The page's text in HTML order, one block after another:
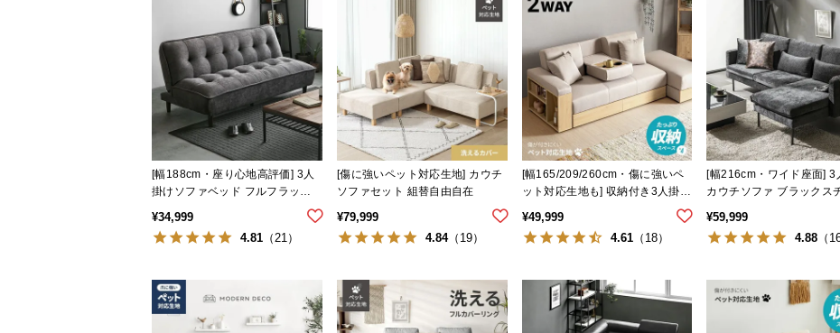
[幅188cm・座り心地高評価] 3人
掛けソファベッド フルフラット
¥34,999
4.81 （21）
[傷に強いペット対応生地] カウチ
ソファセット 組替自由自在
¥79,999
4.84（19）
[幅165/209/260cm・傷に強いペ
ット対応生地も] 収納付き3人掛け
¥49,999
4.61（18）
[幅216cm・ワイド座面] 3
カウチソファ ブラックス
¥59,999
4.88 （